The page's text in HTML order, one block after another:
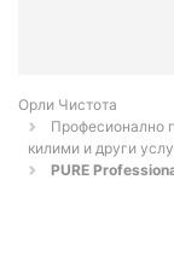
Орли Чистота
Професионално
килими и други
PURE